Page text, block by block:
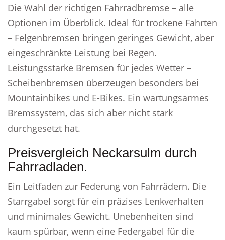
Die Wahl der richtigen Fahrradbremse – alle
Optionen im Überblick. Ideal für trockene Fahrten
– Felgenbremsen bringen geringes Gewicht, aber
eingeschränkte Leistung bei Regen.
Leistungsstarke Bremsen für jedes Wetter –
Scheibenbremsen überzeugen besonders bei
Mountainbikes und E-Bikes. Ein wartungsarmes
Bremssystem, das sich aber nicht stark
durchgesetzt hat.
Preisvergleich Neckarsulm durch
Fahrradladen.
Ein Leitfaden zur Federung von Fahrrädern. Die
Starrgabel sorgt für ein präzises Lenkverhalten
und minimales Gewicht. Unebenheiten sind
kaum spürbar, wenn eine Federgabel für die